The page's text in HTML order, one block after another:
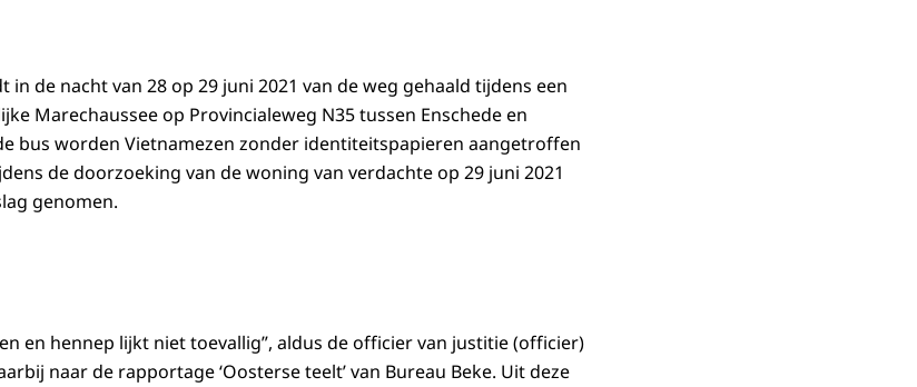
in de nacht van 28 op 29 juni 2021 van de weg gehaald tijdens een
Marechaussee op Provincialeweg N35 tussen Enschede en
bus worden Vietnamezen zonder identiteitspapieren aangetroffen
de doorzoeking van de woning van verdachte op 29 juni 2021
genomen.
en hennep lijkt niet toevallig”, aldus de officier van justitie (officier)
naar de rapportage ‘Oosterse teelt’ van Bureau Beke. Uit deze